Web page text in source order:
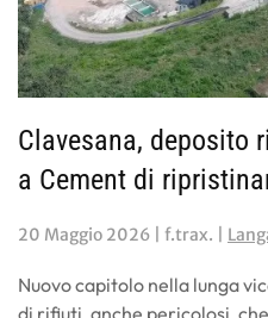
Clavesana, deposito
a Cement di
20 Maggio 2026 | f.trax. |
Nuovo capitolo nella lunga